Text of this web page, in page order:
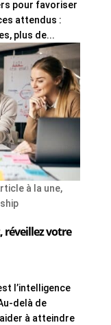
réveillez votre
à la une,
pour favoriser
attendus :
plus de...
l’intelligence
delà de
à atteindre